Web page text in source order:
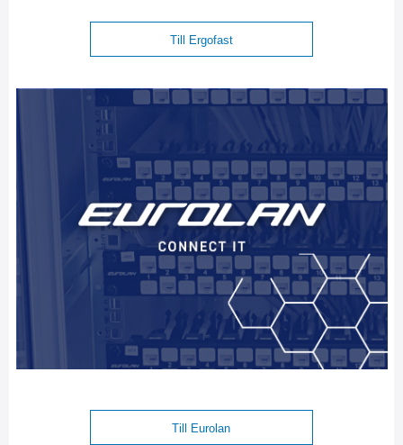
Till Ergofast
Till Eurolan